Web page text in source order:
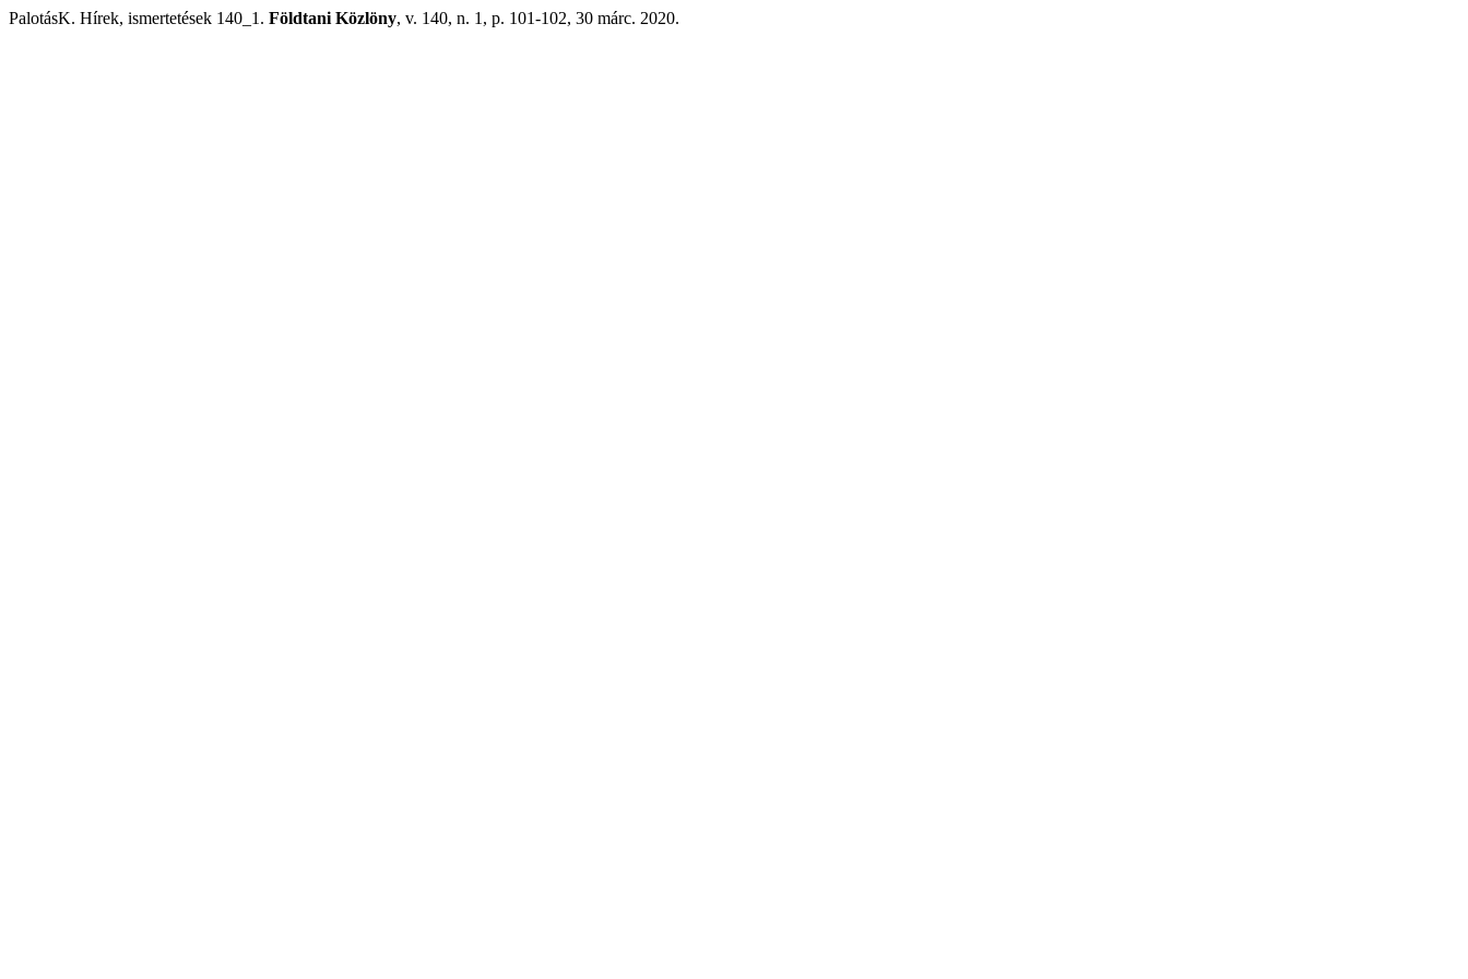
PalotásK. Hírek, ismertetések 140_1. Földtani Közlöny, v. 140, n. 1, p. 101-102, 30 márc. 2020.